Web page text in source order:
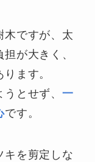
木ですが、太
が大きく、
ます。
うとせず、一
です。
キを剪定しな